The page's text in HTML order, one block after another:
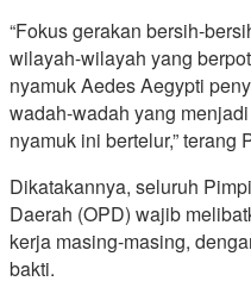
“Fokus gerakan bersih-
wilayah-wilayah yang
nyamuk Aedes Aegypti
wadah-wadah yang
nyamuk ini bertelur,” terang
Dikatakannya, seluruh
Daerah (OPD) wajib
kerja masing-masing,
bakti.